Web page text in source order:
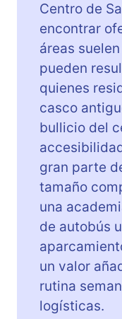
Centro de
encontrar
áreas
pueden
quienes
casco
bullicio del
gran parte
tamaño
una
de autobús
un valor
rutina
logísticas.